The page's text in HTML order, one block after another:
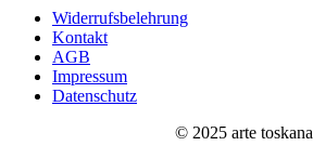
Widerrufsbelehrung
Kontakt
AGB
Impressum
Datenschutz
© 2025 arte toskana